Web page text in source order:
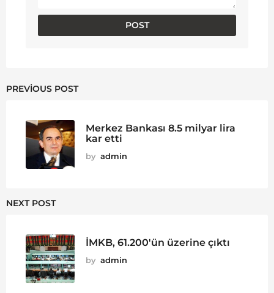
PREVIOUS POST
Merkez Bankası 8.5 milyar lira
kar etti
by admin
NEXT POST
İMKB, 61.200'ün üzerine çıktı
by admin